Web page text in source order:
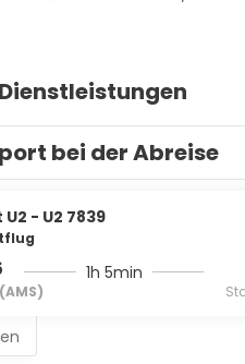
bei der Abreise
- U2 7839
(AMS)
1h 5min